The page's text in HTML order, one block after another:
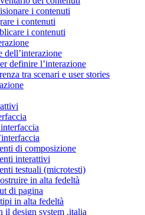
i contenuti
i contenuti
i contenuti
dell’interazione
definire l’interazione
tra scenari e user stories
di composizione
interattivi
testuali (microtesti)
in alta fedeltà
di pagina
in alta fedeltà
il design system .italia